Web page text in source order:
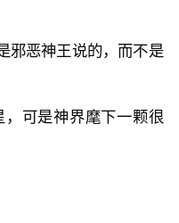
邪恶神王说的，而不是
，可是神界麾下一颗很